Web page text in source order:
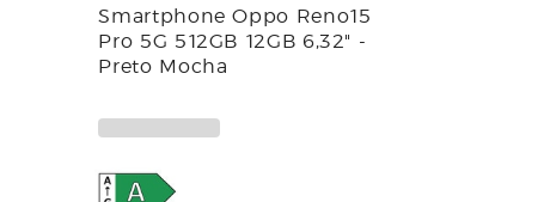
Smartphone Oppo Reno15
Pro 5G 512GB 12GB 6,32" -
Preto Mocha